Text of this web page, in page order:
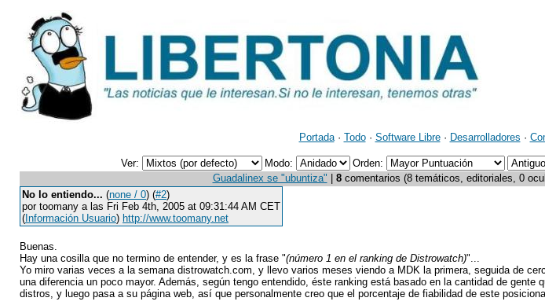
Portada· Todo· Software Libre· Desarrolladores ·
Ver: Modo:
Orden:
Guadalinex se "ubuntiza"
8comentarios (8 temáticos, editoriales, 0
No lo entiendo... (none / 0) (#2)
por toomany a las Fri Feb 4th, 2005 at 09:31:44 AM CET
( Información Usuario) http://www.toomany.net
Buenas.
Hay una cosilla que no termino de entender, y es la frase "(número 1 en el ranking de Distrowatch)"...
Yo miro varias veces a la semana distrowatch.com, y llevo varios meses viendo a MDK la primera, seguida de
una diferencia un poco mayor. Además, según tengo entendido, éste ranking está basado en la cantidad de gente
distros, y luego pasa a su página web, así que personalmente creo que el porcentaje de fiabilidad de este